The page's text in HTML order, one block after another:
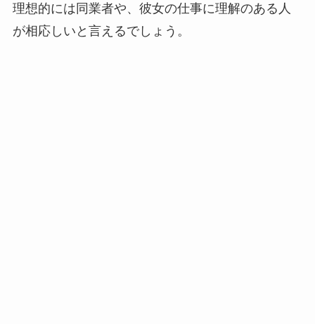
理想的には同業者や、彼女の仕事に理解のある人
が相応しいと言えるでしょう。